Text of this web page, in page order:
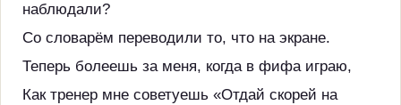
наблюдали?
Со словарём переводили то, что на экране.
Теперь болеешь за меня, когда в фифа играю,
Как тренер мне советуешь «Отдай скорей на